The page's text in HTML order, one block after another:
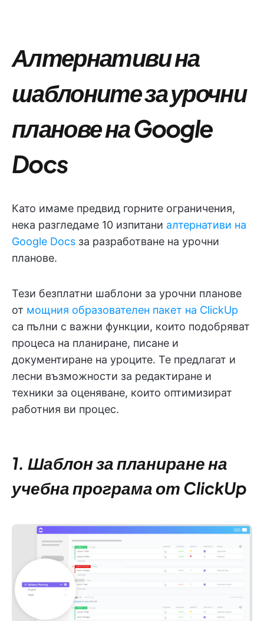
Алтернативи на
шаблоните за урочни
планове на Google
Docs
Като имаме предвид горните ограничения,
нека разгледаме 10 изпитани алтернативи на
Google Docs за разработване на урочни
планове.
Тези безплатни шаблони за урочни планове
от мощния образователен пакет на ClickUp
са пълни с важни функции, които подобряват
процеса на планиране, писане и
документиране на уроците. Те предлагат и
лесни възможности за редактиране и
техники за оценяване, които оптимизират
работния ви процес.
1. Шаблон за планиране на
учебна програма от ClickUp